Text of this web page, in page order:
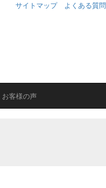
サイトマップ よくある質問
お客様の声